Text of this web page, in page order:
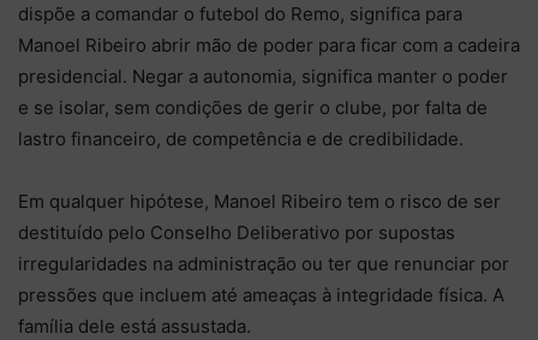
dispõe a comandar o futebol do Remo, significa para
Manoel Ribeiro abrir mão de poder para ficar com a cadeira
presidencial. Negar a autonomia, significa manter o poder
e se isolar, sem condições de gerir o clube, por falta de
lastro financeiro, de competência e de credibilidade.
Em qualquer hipótese, Manoel Ribeiro tem o risco de ser
destituído pelo Conselho Deliberativo por supostas
irregularidades na administração ou ter que renunciar por
pressões que incluem até ameaças à integridade física. A
família dele está assustada.